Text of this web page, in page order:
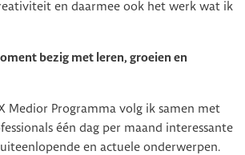
en daarmee ook het werk wat ik
bezig met leren, groeien en
Medior Programma volg ik samen met
één dag per maand interessante
en actuele onderwerpen.